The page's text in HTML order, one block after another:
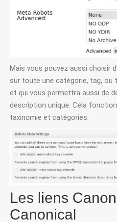
Mais vous pouvez aussi choisir
sur toute une catégorie, tag, ou
et qui vous permettra aussi de
description unique. Cela
taxinomie et catégories.
Les liens
Canonical